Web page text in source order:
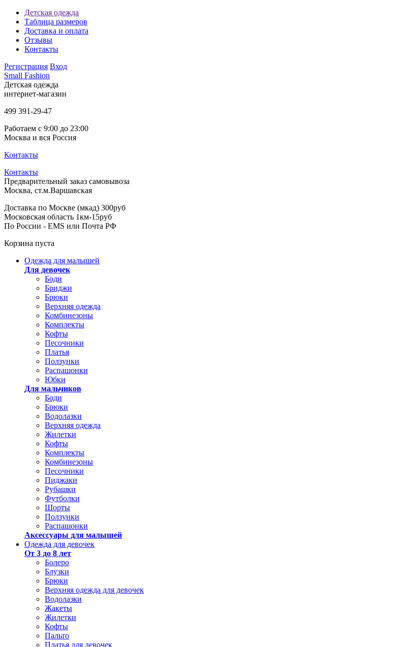
Детская одежда
Таблица размеров
Доставка и оплата
Отзывы
Контакты
Регистрация Вход
Small Fashion
Детская одежда
интернет-магазин
499 391-29-47
Работаем с 9:00 до 23:00
Москва и вся Россия
Контакты
Контакты
Предварительный заказ самовывоза
Москва, ст.м.Варшавская
Доставка по Москве (мкад) 300руб
Московская область 1км-15руб
По России - EMS или Почта РФ
Корзина пуста
Одежда для малышей
Для девочек
Боди
Бриджи
Брюки
Верхняя одежда
Комбинезоны
Комплекты
Кофты
Песочники
Платья
Ползунки
Распашонки
Юбки
Для мальчиков
Боди
Брюки
Водолазки
Верхняя одежда
Жилетки
Кофты
Комплекты
Комбинезоны
Песочники
Пиджаки
Рубашки
Футболки
Шорты
Ползунки
Распашонки
Аксессуары для малышей
Одежда для девочек
От 3 до 8 лет
Болеро
Блузки
Брюки
Верхняя одежда для девочек
Водолазки
Жакеты
Жилетки
Кофты
Пальто
Платья для девочек